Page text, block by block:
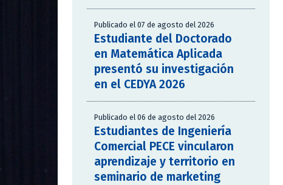
Publicado el 07 de agosto del 2026
Estudiante del Doctorado
en Matemática Aplicada
presentó su investigación
en el CEDYA 2026
Publicado el 06 de agosto del 2026
Estudiantes de Ingeniería
Comercial PECE vincularon
aprendizaje y territorio en
seminario de marketing